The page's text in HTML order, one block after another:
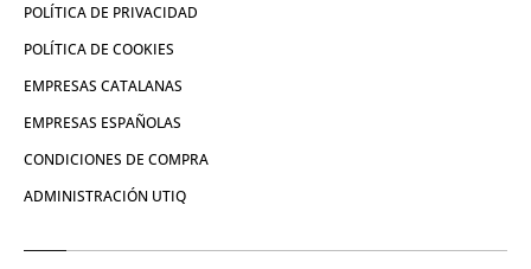
POLÍTICA DE PRIVACIDAD
POLÍTICA DE COOKIES
EMPRESAS CATALANAS
EMPRESAS ESPAÑOLAS
CONDICIONES DE COMPRA
ADMINISTRACIÓN UTIQ